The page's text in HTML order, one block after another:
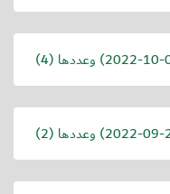
2022-10-) وعددها (4)
2022-09-) وعددها (2)